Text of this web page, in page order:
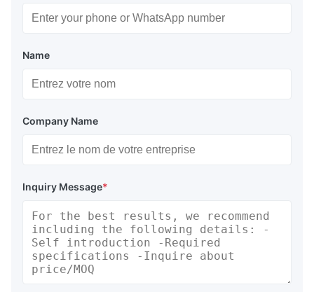
Name
Company Name
Inquiry Message*